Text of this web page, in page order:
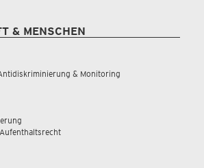
& MENSCHEN
& Monitoring